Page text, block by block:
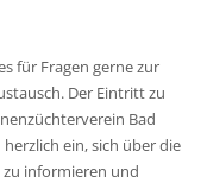
für Fragen gerne zur
Der Eintritt zu
Bad
ein, sich über die
informieren und